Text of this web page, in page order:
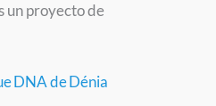
un proyecto de
DNA de Dénia